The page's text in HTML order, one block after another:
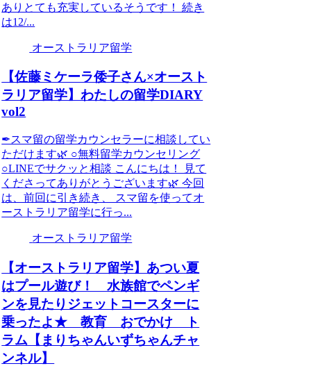
ありとても充実しているそうです！ 続き
は12/...
オーストラリア留学
【佐藤ミケーラ倭子さん×オースト
ラリア留学】わたしの留学DIARY
vol2
✒︎スマ留の留学カウンセラーに相談してい
ただけます🌿 ○無料留学カウンセリング
○LINEでサクッと相談 こんにちは！ 見て
くださってありがとうございます🌿 今回
は、前回に引き続き、 スマ留を使ってオ
ーストラリア留学に行っ...
オーストラリア留学
【オーストラリア留学】あつい夏
はプール遊び！ 水族館でペンギ
ンを見たりジェットコースターに
乗ったよ★ 教育 おでかけ ト
ラム【まりちゃんいずちゃんチャ
ンネル】